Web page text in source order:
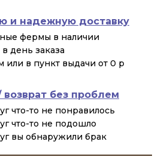
и надежную доставку
фермы в наличии
день заказа
или в пункт выдачи от 0 р
без проблем
что-то не понравилось
что-то не подошло
вы обнаружили брак